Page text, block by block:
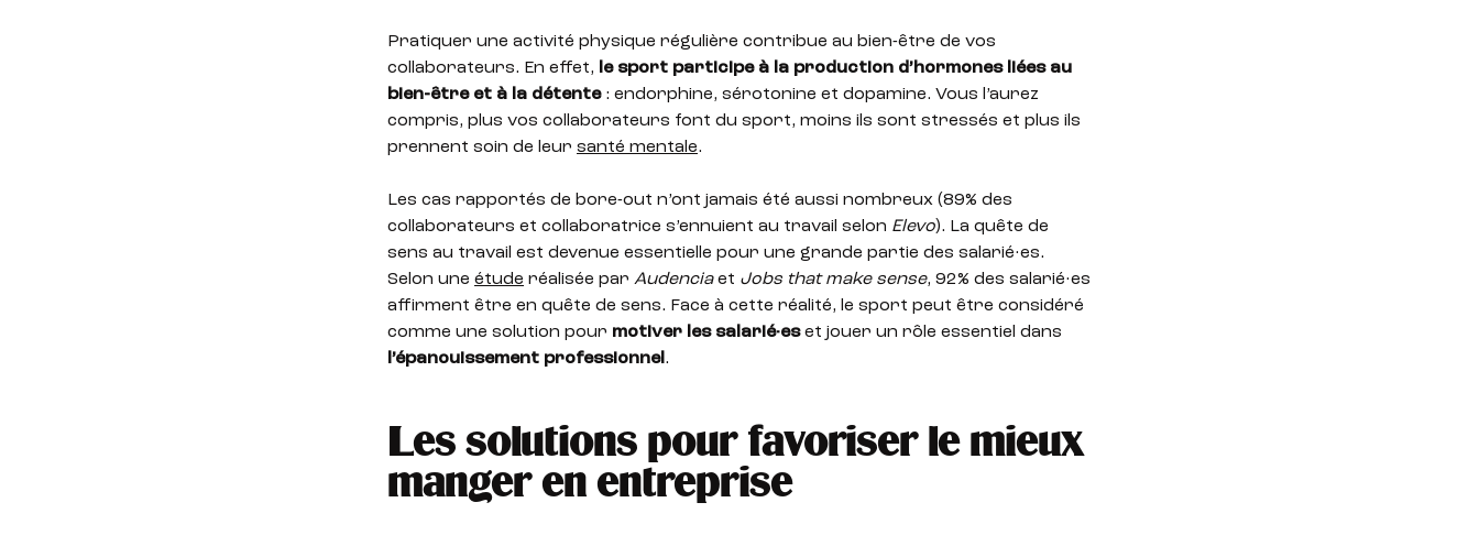
Pratiquer une activité physique régulière contribue au bien-être de vos
collaborateurs. En effet,
le sport participe à la production d’hormones liées au
bien-être et à la détente : endorphine, sérotonine et dopamine. Vous l’aurez
compris, plus vos collaborateurs font du sport, moins ils sont stressés et plus ils
prennent soin de leur santé mentale.
Les cas rapportés de bore-out n’ont jamais été aussi nombreux (89% des
collaborateurs et collaboratrice s’ennuient au travail selon Elevo). La quête de
sens au travail est devenue essentielle pour une grande partie des salarié·es.
Selon une étude réalisée par Audenciaet Jobs that make sense, 92% des salarié·es
affirment être en quête de sens. Face à cette réalité, le sport peut être considéré
comme une solution pour motiver les salarié·eset jouer un rôle essentiel dans
l’épanouissement professionnel .
Les solutions pour favoriser le mieux
manger en entreprise